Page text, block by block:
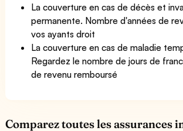
La couverture en cas de décès et
permanente. Nombre d'années de
vos ayants droit
La couverture en cas de maladie
Regardez le nombre de jours de
de revenu remboursé
Comparez toutes les assurances